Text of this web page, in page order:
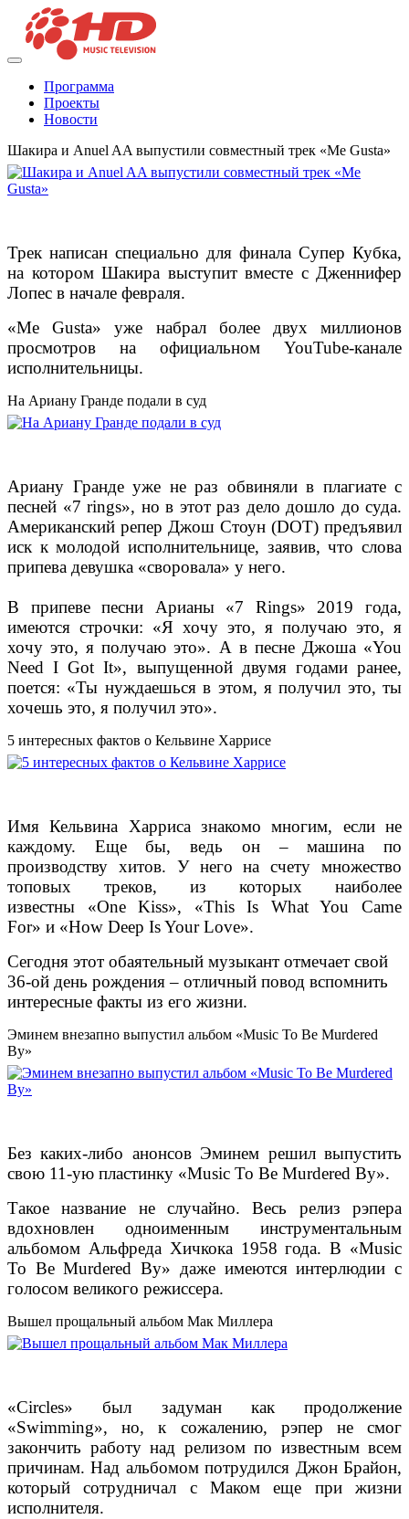
Программа
Проекты
Новости
Шакира и Anuel AA выпустили совместный трек «Me Gusta»
Трек написан специально для финала Супер Кубка,
на котором Шакира выступит вместе с Дженнифер
Лопес в начале февраля.
«Me Gusta» уже набрал более двух миллионов
просмотров на официальном YouTube-канале
исполнительницы.
На Ариану Гранде подали в суд
Ариану Гранде уже не раз обвиняли в плагиате c
песней «7 rings», но в этот раз дело дошло до суда.
Американский репер Джош Стоун (DOT) предъявил
иск к молодой исполнительнице, заявив, что слова
припева девушка «своровала» у него.
В припеве песни Арианы «7 Rings» 2019 года,
имеются строчки: «Я хочу это, я получаю это, я
хочу это, я получаю это». А в песне Джоша «You
Need I Got It», выпущенной двумя годами ранее,
поется: «Ты нуждаешься в этом, я получил это, ты
хочешь это, я получил это».
5 интересных фактов о Кельвине Харрисе
Имя Кельвина Харриса знакомо многим, если не
каждому. Еще бы, ведь он – машина по
производству хитов. У него на счету множество
топовых треков, из которых наиболее
известны «One Kiss», «This Is What You Came
For» и «How Deep Is Your Love».
Сегодня этот обаятельный музыкант отмечает свой
36-ой день рождения – отличный повод вспомнить
интересные факты из его жизни.
Эминем внезапно выпустил альбом «Music To Be Murdered
By»
Без каких-либо анонсов Эминем решил выпустить
свою 11-ую пластинку «Music To Be Murdered By».
Такое название не случайно. Весь релиз рэпера
вдохновлен одноименным инструментальным
альбомом Альфреда Хичкока 1958 года. В «Music
To Be Murdered By» даже имеются интерлюдии с
голосом великого режиссера.
Вышел прощальный альбом Мак Миллера
«Circles» был задуман как продолжение
«Swimming», но, к сожалению, рэпер не смог
закончить работу над релизом по известным всем
причинам. Над альбомом потрудился Джон Брайон,
который сотрудничал с Маком еще при жизни
исполнителя.